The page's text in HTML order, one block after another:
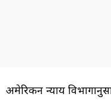
अमेरिकन न्याय